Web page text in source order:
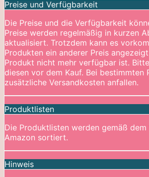
Preise und Verfügbarkeit
Die Preise und die Verfügbarkeit
Preise werden regelmäßig in kurzen
aktualisiert. Trotzdem kann es
Produkten ein anderer Preis
Produkt nicht mehr verfügbar ist.
diesen vor dem Kauf. Bei bestimmten
zusätzliche Versandkosten anfallen.
Produktlisten
Die Produktlisten werden gemäß
Amazon sortiert.
Hinweis